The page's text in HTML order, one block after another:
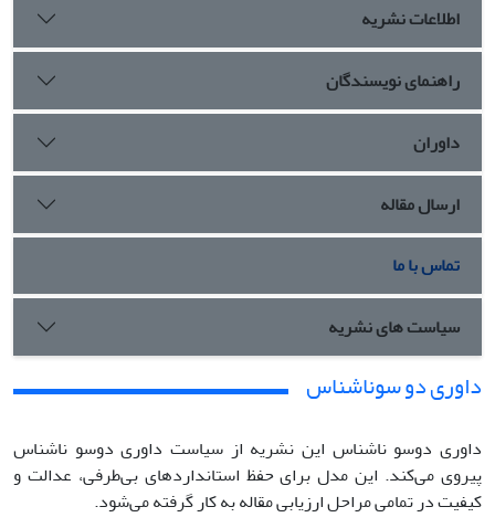
اطلاعات نشریه
راهنمای نویسندگان
داوران
ارسال مقاله
تماس با ما
سیاست های نشریه
داوری دو سوناشناس
داوری دوسو ناشناس این نشریه از سیاست داوری دوسو ناشناس
پیروی می‌کند. این مدل برای حفظ استانداردهای بی‌طرفی، عدالت و
کیفیت در تمامی مراحل ارزیابی مقاله به کار گرفته می‌شود.